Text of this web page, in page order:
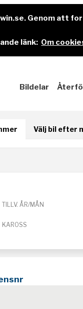
Genom att
länk: Om
Bildelar
Välj bil efter
TILLV. ÅR/MÅN
KAROSS